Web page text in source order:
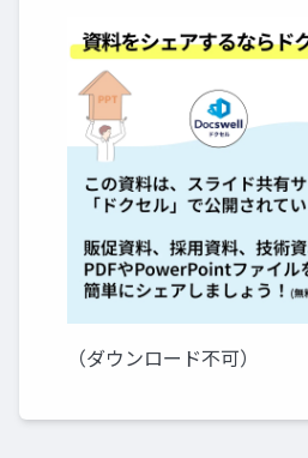
（ダウンロード不可）